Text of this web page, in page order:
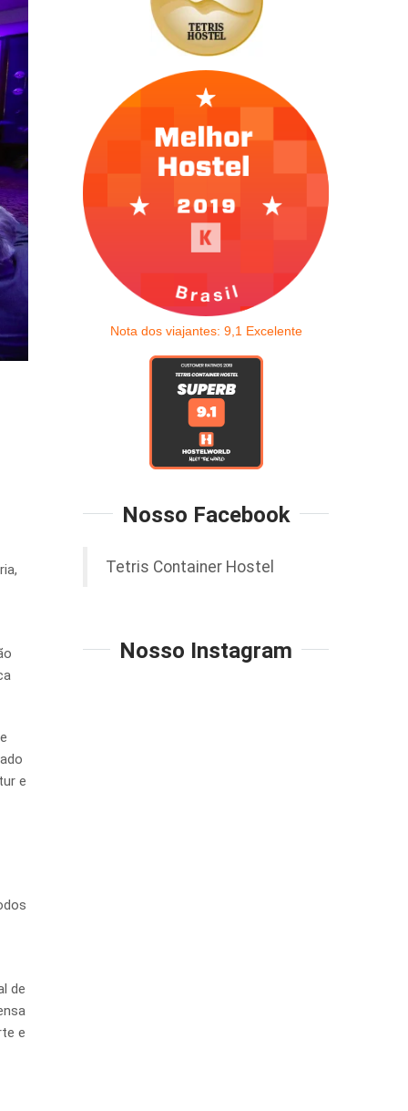
e
de
e
Nota dos viajantes: 9,1 Excelente
Nosso Facebook
Tetris Container Hostel
Nosso Instagram